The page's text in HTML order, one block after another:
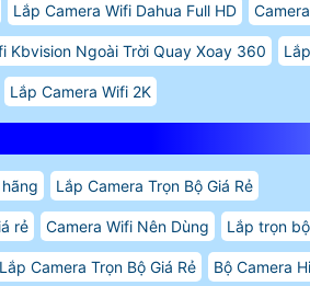
Lắp Camera Wifi Dahua Full HD
Kbvision Ngoài Trời Quay Xoay 360
Lắp Camera Wifi 2K
Lắp Camera Trọn Bộ Giá Rẻ
rẻ Camera Wifi Nên Dùng Lắp trọn
Lắp Camera Trọn Bộ Giá Rẻ Bộ Camera